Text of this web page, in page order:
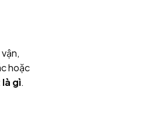
hoặc
gì.